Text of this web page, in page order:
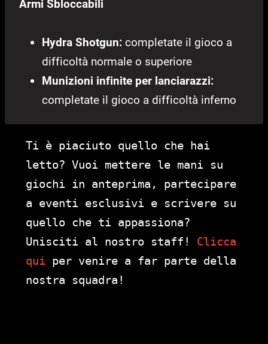
Armi Sbloccabili
Hydra Shotgun: completate il gioco a
difficoltà normale o superiore
Munizioni infinite per lanciarazzi:
completate il gioco a difficoltà inferno
Ti è piaciuto quello che hai
letto? Vuoi mettere le mani su
giochi in anteprima, partecipare
a eventi esclusivi e scrivere su
quello che ti appassiona?
Unisciti al nostro staff! Clicca
qui per venire a far parte della
nostra squadra!